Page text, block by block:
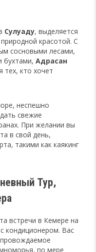
Сулуаду, выделяется
красотой. С
сосновыми лесами,
бухтами, Адрасан
тех, кто хочет
неспешно
свежие
При желании вы
в свой день,
такими как каякинг
Тур,
встречи в Кемере на
кондиционером. Вас
по мере